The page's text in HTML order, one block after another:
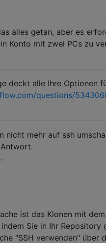
alles getan, aber es
Konto mit zwei PCs zu
deckt alle Ihre Optionen
questions/
nicht mehr auf ssh
ist das Klonen mit
Sie in Ihr
"SSH verwenden" über